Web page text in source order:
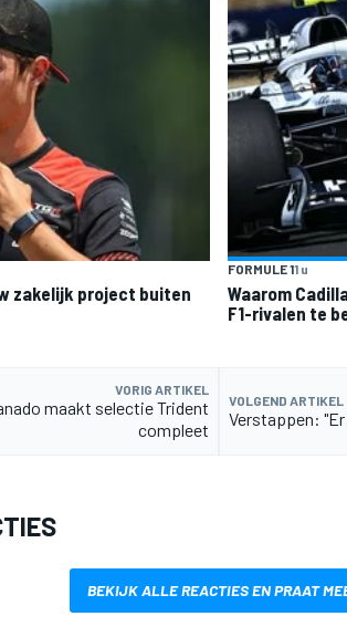
zakelijk project buiten
FORMULE 11 u
Waarom
F1-rivalen te
VORIG ARTIKEL
maakt selectie Trident
compleet
VOLGEND ARTIKEL
Verstappen:
BEKIJK ALLE REACTIES EN PRAAT